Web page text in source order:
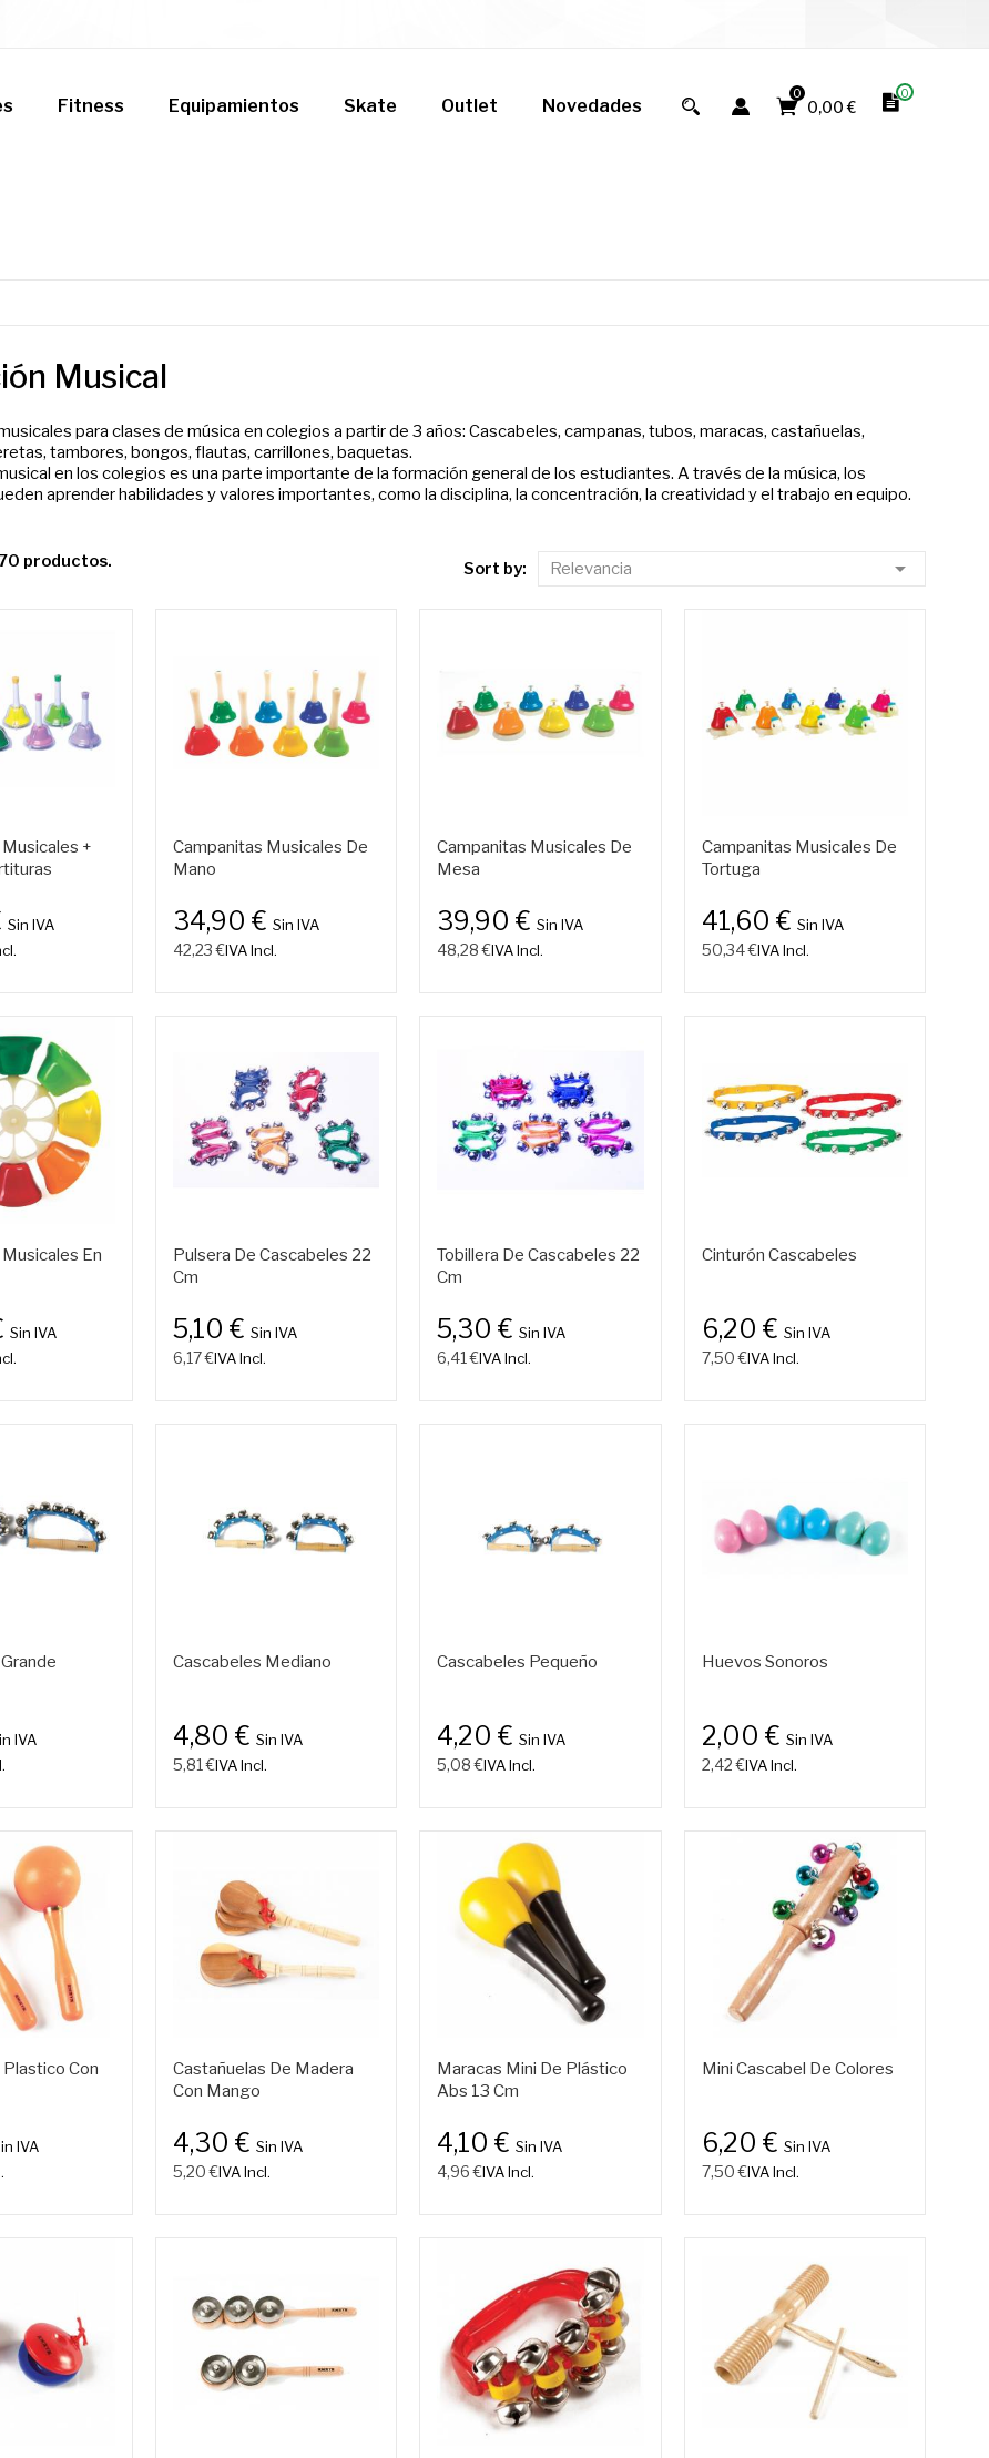
Fitness Equipamientos Skate Outlet Novedades
0
0,00 €
0
Musical
para clases de música en colegios a partir de 3 años: Cascabeles, campanas, tubos, maracas, castañuelas,
tambores, bongos, flautas, carrillones, baquetas.
en los colegios es una parte importante de la formación general de los estudiantes. A través de la música, los
aprender habilidades y valores importantes, como la disciplina, la concentración, la creatividad y el trabajo en equipo.
productos. Sort by: Relevancia 
+
Sin IVA
Campanitas Musicales De
Mano
34,90 €Sin IVA
42,23 €IVA Incl.
Campanitas Musicales De
Mesa
39,90 €Sin IVA
48,28 €IVA Incl.
Campanitas Musicales De
Tortuga
41,60 € Sin IVA
50,34 €IVA Incl.
En
Sin IVA
Pulsera De Cascabeles 22
Cm
5,10 €Sin IVA
6,17 €IVA Incl.
Tobillera De Cascabeles 22
Cm
5,30 €Sin IVA
6,41 €IVA Incl.
Cinturón Cascabeles
6,20 € Sin IVA
7,50 €IVA Incl.
IVA
Cascabeles Mediano
4,80 €Sin IVA
5,81 €IVA Incl.
Cascabeles Pequeño
4,20 €Sin IVA
5,08 €IVA Incl.
Huevos Sonoros
2,00 € Sin IVA
2,42 €IVA Incl.
Con
IVA
Castañuelas De Madera
Con Mango
4,30 €Sin IVA
5,20 €IVA Incl.
Maracas Mini De Plástico
Abs 13 Cm
4,10 €Sin IVA
4,96 €IVA Incl.
Mini Cascabel De Colores
6,20 € Sin IVA
7,50 €IVA Incl.